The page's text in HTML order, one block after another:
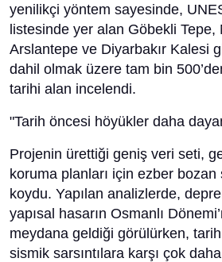
yenilikçi yöntem sayesinde,
listesinde yer alan Göbekli Tepe,
Arslantepe ve Diyarbakır Kalesi
dahil olmak üzere tam bin
tarihi alan incelendi.
"Tarih öncesi höyükler daha
Projenin ürettiği geniş veri seti,
koruma planları için ezber
koydu. Yapılan analizlerde,
yapısal hasarın Osmanlı
meydana geldiği görülürken,
sismik sarsıntılara karşı çok